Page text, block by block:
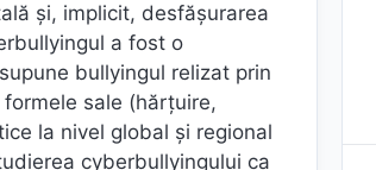
și, implicit, desfășurarea
a fost o
bullyingul relizat prin
sale (hărțuire,
la nivel global și regional
cyberbullyingului ca